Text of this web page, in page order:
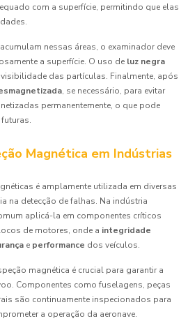
com a superfície, permitindo que elas
nessas áreas, o examinador deve
a superfície. O uso de luz negra
das partículas. Finalmente, após
, se necessário, para evitar
permanentemente, o que pode
Magnética em Indústrias
é amplamente utilizada em diversas
na detecção de falhas. Na indústria
aplicá-la em componentes críticos
de motores, onde a integridade
e performance dos veículos.
magnética é crucial para garantir a
Componentes como fuselagens, peças
são continuamente inspecionados para
a operação da aeronave.